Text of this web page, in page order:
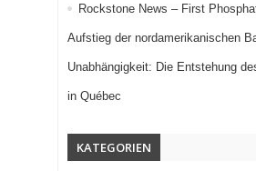
Rockstone News – First
Aufstieg der nordamerikanischen
Unabhängigkeit: Die Entstehung
in Québec
KATEGORIEN